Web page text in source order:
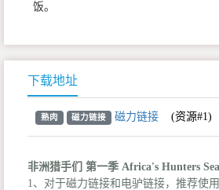
饭。
下载地址
熟肉 磁力链接 磁力链接 (资源#1)
非洲猎手们 第一季 Africa's Hunters
1、对于磁力链接和电驴链接，推荐使